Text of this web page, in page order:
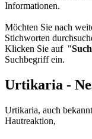
Informationen.
Möchten Sie nach
Stichworten
Klicken Sie auf "
Suchbegriff ein.
Urtikaria -
Urtikaria, auch
Hautreaktion,